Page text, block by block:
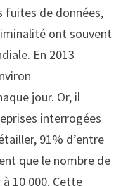
fuites de données,
ont souvent
En 2013
jour. Or, il
interrogées
91% d’entre
que le nombre de
10 000. Cette